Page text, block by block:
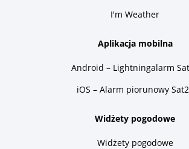
I'm Weather
Aplikacja mobilna
Android – Lightningalarm
iOS – Alarm piorunowy
Widżety pogodowe
Widżety pogodowe